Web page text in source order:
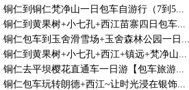
·铜仁到铜仁梵净山一日包车自游行（7到5...
·铜仁到黄果树+小七孔+西江苗寨四日包车...
·铜仁包车到玉舍滑雪场+玉舍森林公园一日...
·铜仁到黄果树+小七孔+西江+镇远+梵净山...
·铜仁去平坝樱花直通车一日游【包车旅游...
·铜仁包车玩转朗德+西江~让时光浸在银饰...